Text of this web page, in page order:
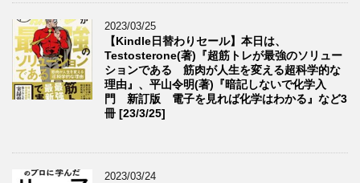
2023/03/25
【Kindle日替わりセール】本日は、
Testosterone(著)『超筋トレが最強のソリュー
ションである 筋肉が人生を変える超科学的な
理由』、平山令明(著)『暗記しないで化学入
門 新訂版 電子を見れば化学はわかる』など3
冊 [23/3/25]
2023/03/24